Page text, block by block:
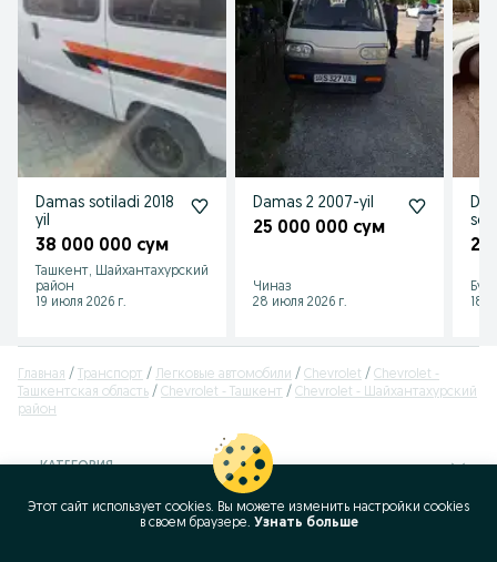
Damas sotiladi 2018
yil
38 000 000 сум
Ташкент, Шайхантахурский
район
19 июля 2026 г.
Damas 2 2007-yil
25 000 000 сум
Чиназ
28 июля 2026 г.
20
18
Главная Транспорт Легковые автомобили Chevrolet
Chevrolet -
Ташкентская область
Chevrolet - Ташкент
Chevrolet - Шайхантахурский
район
КАТЕГОРИЯ
Этот сайт использует cookies. Вы можете изменить настройки cookies
в своeм браузере. Узнать больше